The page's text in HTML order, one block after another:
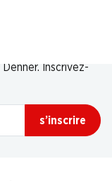
Inscrivez-
s’inscrire